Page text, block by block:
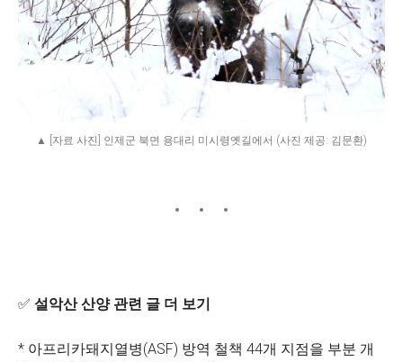
▲ [자료 사진] 인제군 북면 용대리 미시령옛길에서 (사진 제공: 김문환)
✅ 설악산 산양 관련 글 더 보기
* 아프리카돼지열병(ASF) 방역 철책 44개 지점을 부분 개